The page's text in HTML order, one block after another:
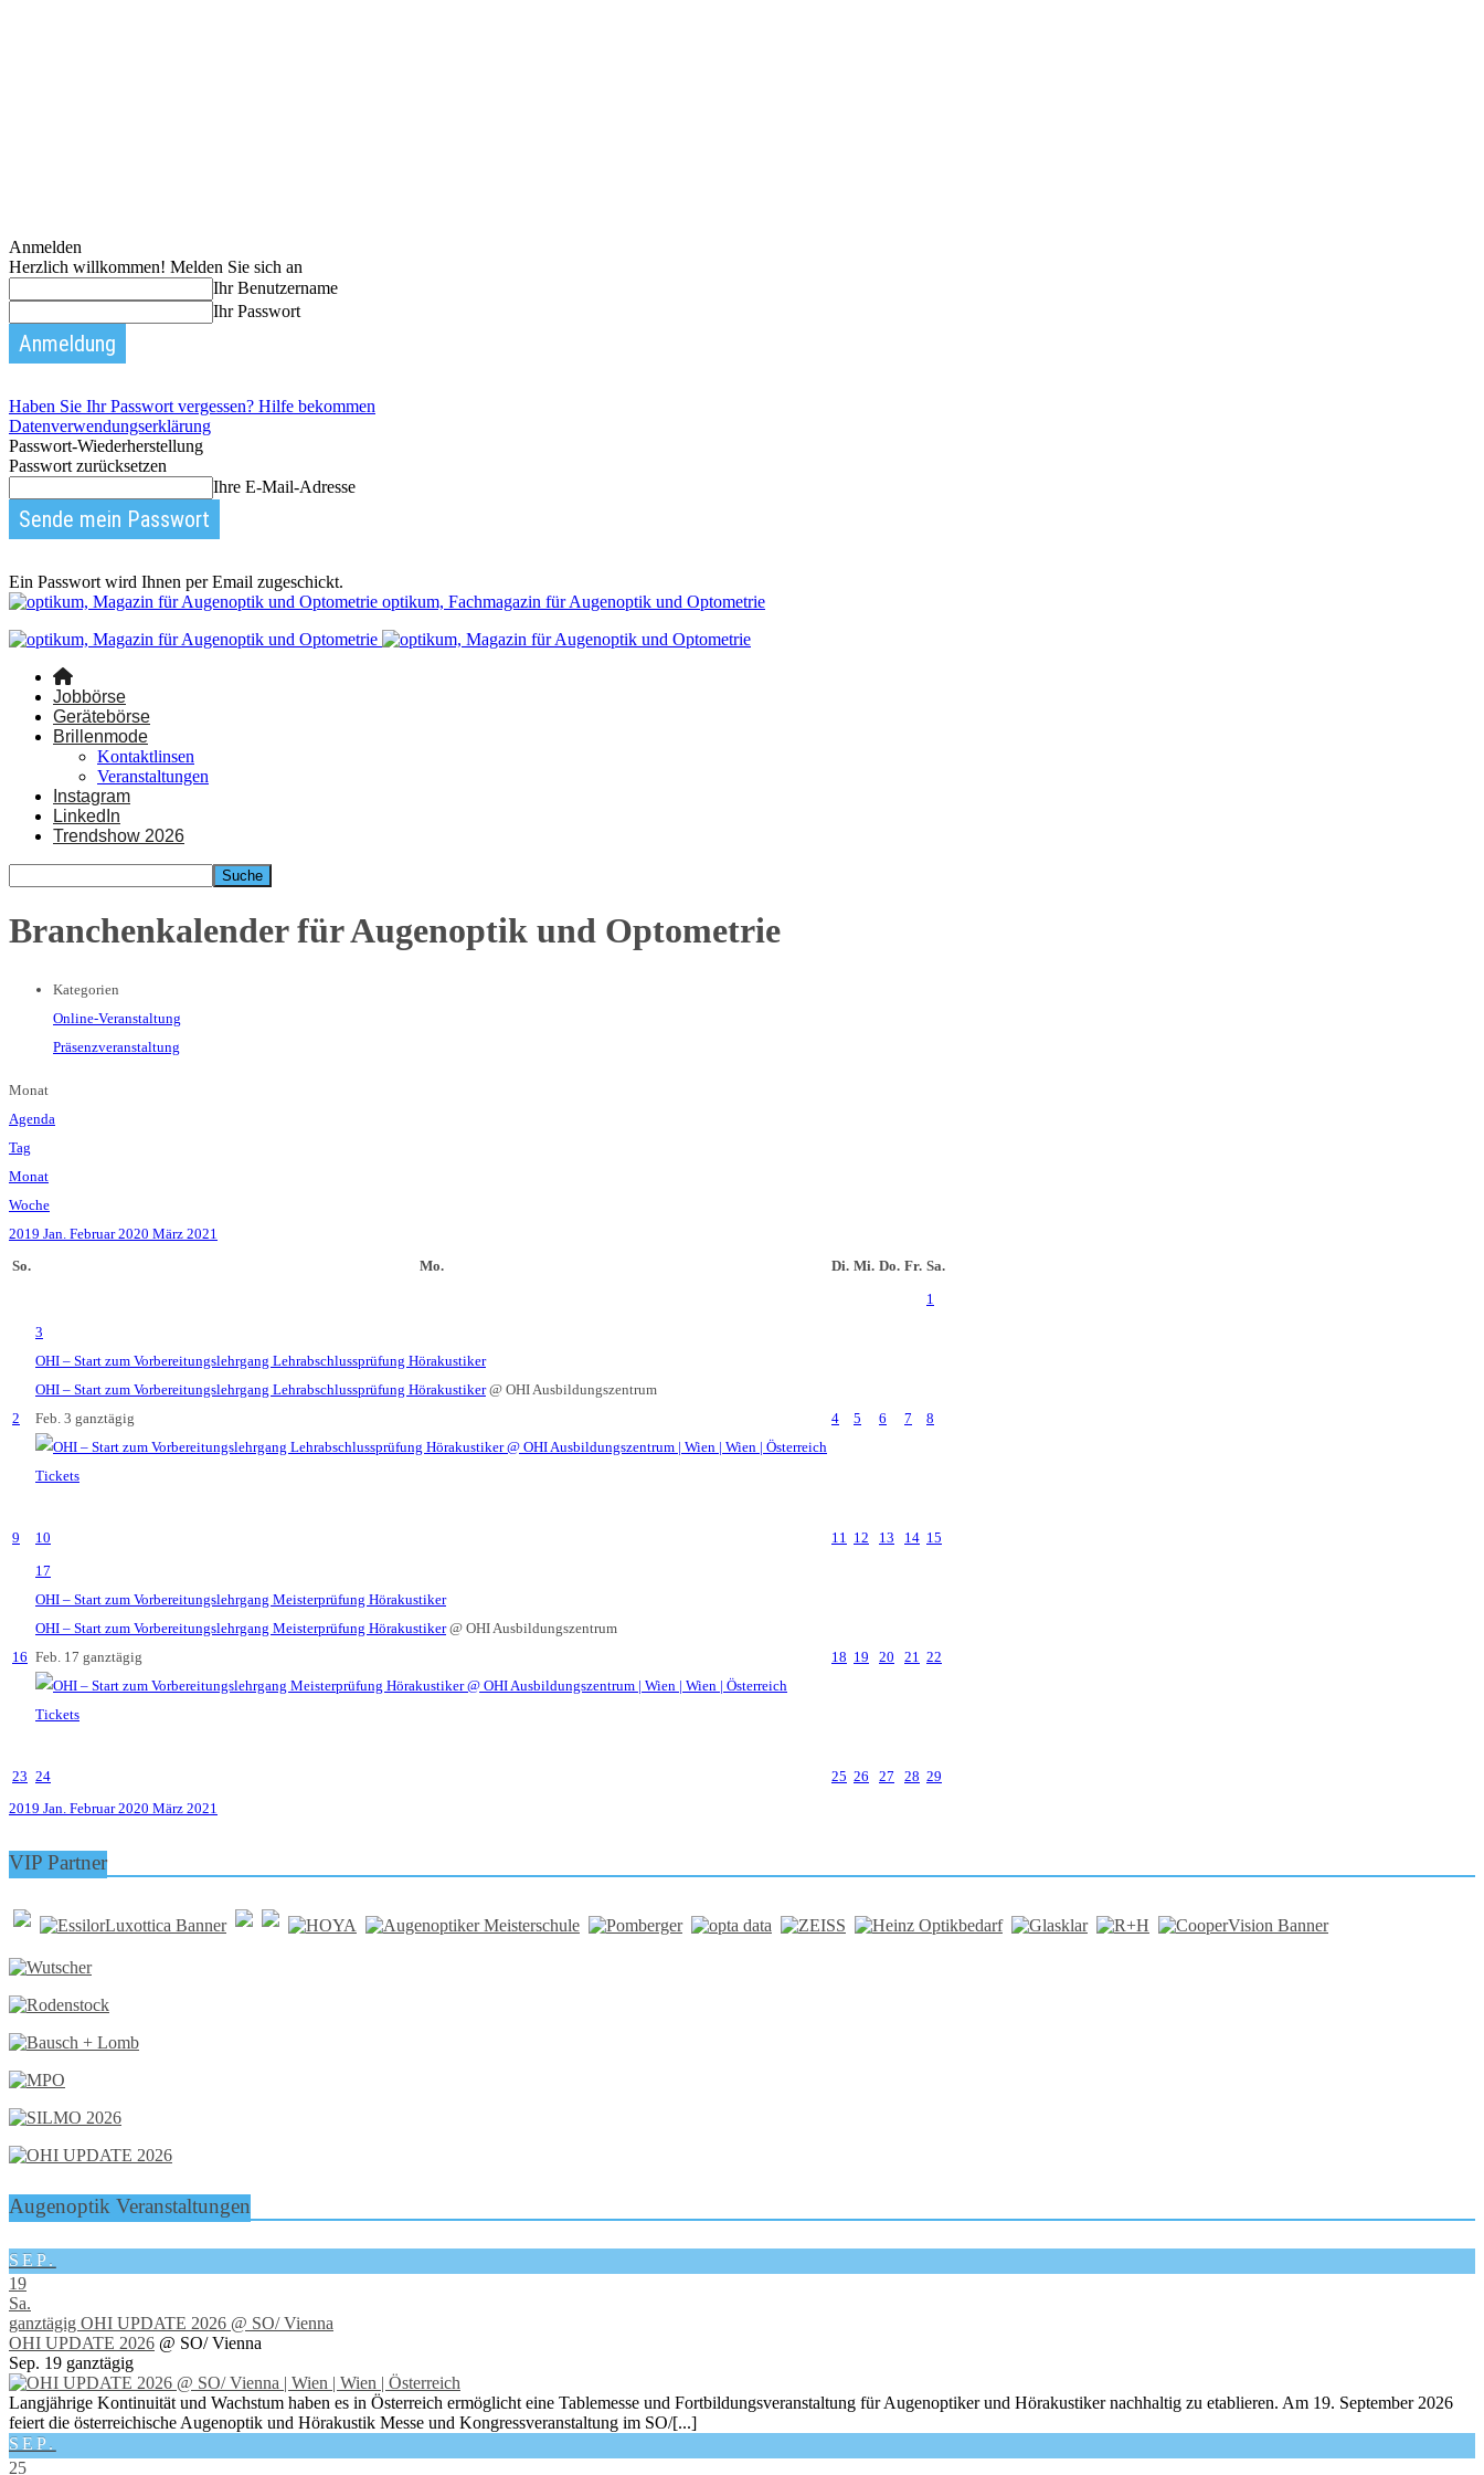
Anmelden
Herzlich willkommen! Melden Sie sich an
Ihr Benutzername
Ihr Passwort
Haben Sie Ihr Passwort vergessen? Hilfe bekommen
Datenverwendungserklärung
Passwort-Wiederherstellung
Passwort zurücksetzen
Ihre E-Mail-Adresse
Ein Passwort wird Ihnen per Email zugeschickt.
optikum, Fachmagazin für Augenoptik und Optometrie
Jobbörse
Gerätebörse
Brillenmode
Kontaktlinsen
Veranstaltungen
Instagram
LinkedIn
Trendshow 2026
Branchenkalender für Augenoptik und Optometrie
Kategorien
Online-Veranstaltung
Präsenzveranstaltung
Monat
Agenda
Tag
Monat
Woche
2019 Jan. Februar 2020 März 2021
So.
Mo. Di. Mi. Do. Fr. Sa.
1
2
3
OHI – Start zum Vorbereitungslehrgang Lehrabschlussprüfung Hörakustiker
OHI – Start zum Vorbereitungslehrgang Lehrabschlussprüfung Hörakustiker @ OHI Ausbildungszentrum
Feb. 3 ganztägig
Tickets
4 5 6 7 8
9 10 11 12 13 14 15
16
17
OHI – Start zum Vorbereitungslehrgang Meisterprüfung Hörakustiker
OHI – Start zum Vorbereitungslehrgang Meisterprüfung Hörakustiker @ OHI Ausbildungszentrum
Feb. 17 ganztägig
Tickets
18 19 20 21 22
23 24 25 26 27 28 29
2019 Jan. Februar 2020 März 2021
VIP Partner
Augenoptik Veranstaltungen
SEP.
19
Sa.
ganztägig OHI UPDATE 2026 @ SO/ Vienna
OHI UPDATE 2026 @ SO/ Vienna
Sep. 19 ganztägig
Langjährige Kontinuität und Wachstum haben es in Österreich ermöglicht eine Tablemesse und Fortbildungsveranstaltung für Augenoptiker und Hörakustiker nachhaltig zu etablieren. Am 19. September 2026
feiert die österreichische Augenoptik und Hörakustik Messe und Kongressveranstaltung im SO/[...]
SEP.
25